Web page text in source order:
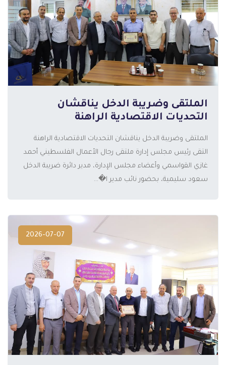
الملتقى وضريبة الدخل يناقشان
التحديات الاقتصادية الراهنة
الملتقى وضريبة الدخل يناقشان التحديات الاقتصادية الراهنة
التقى رئيس مجلس إدارة ملتقى رجال الأعمال الفلسطيني أحمد
غازي القواسمي وأعضاء مجلس الإدارة، مدير دائرة ضريبة الدخل
سعود سليمية، بحضور نائب مدير ا�...
2026-07-07